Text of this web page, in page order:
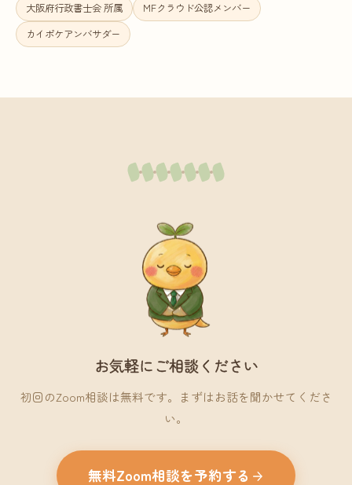
大阪府行政書士会 所属
MFクラウド公認メンバー
カイポケアンバサダー
お気軽にご相談ください
初回のZoom相談は無料です。まずはお話を聞かせてくださ
い。
無料Zoom相談を予約する